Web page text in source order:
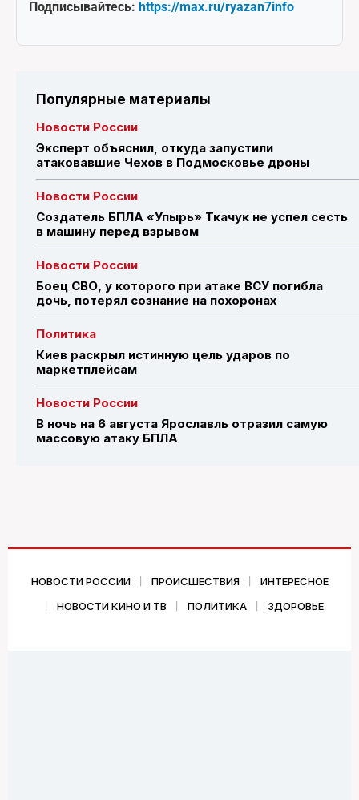
Подписывайтесь: https://max.ru/ryazan7info
Популярные материалы
Новости России
Эксперт объяснил, откуда запустили
атаковавшие Чехов в Подмосковье дроны
Новости России
Создатель БПЛА «Упырь» Ткачук не успел сесть
в машину перед взрывом
Новости России
Боец СВО, у которого при атаке ВСУ погибла
дочь, потерял сознание на похоронах
Политика
Киев раскрыл истинную цель ударов по
маркетплейсам
Новости России
В ночь на 6 августа Ярославль отразил самую
массовую атаку БПЛА
НОВОСТИ РОССИИ ПРОИСШЕСТВИЯ
ИНТЕРЕСНОЕ
НОВОСТИ КИНО И ТВ
ПОЛИТИКА ЗДОРОВЬЕ